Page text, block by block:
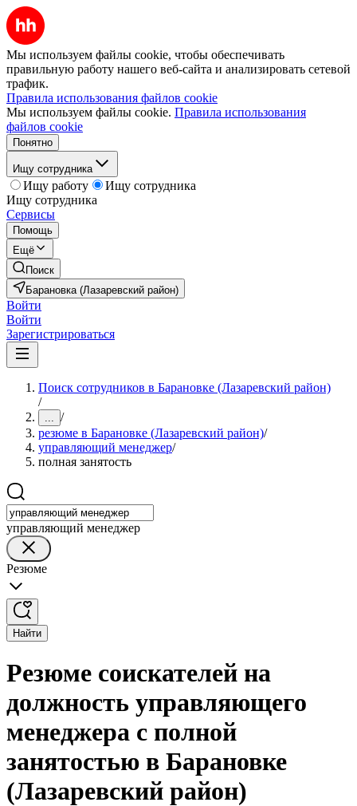
Мы используем файлы cookie, чтобы обеспечивать
правильную работу нашего веб-сайта и анализировать сетевой
трафик.
Правила использования файлов cookie
Мы используем файлы cookie. Правила использования
файлов cookie
Понятно
Ищу сотрудника
Ищу работу
Ищу сотрудника
Ищу сотрудника
Сервисы
Помощь
Ещё
Поиск
Барановка (Лазаревский район)
Войти
Войти
Зарегистрироваться
Поиск сотрудников в Барановке (Лазаревский район)
/
... /
резюме в Барановке (Лазаревский район)/
управляющий менеджер/
полная занятость
управляющий менеджер
Резюме
Найти
Резюме соискателей на
должность управляющего
менеджера с полной
занятостью в Барановке
(Лазаревский район)